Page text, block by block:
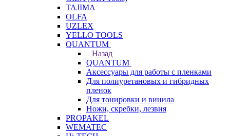
TAJIMA
OLFA
UZLEX
YELLO TOOLS
QUANTUM
Назад
QUANTUM
Аксессуары для работы с пленками
Для полиуретановых и гибридных
пленок
Для тонировки и винила
Ножи, скребки, лезвия
PROPAKEL
WEMATEC